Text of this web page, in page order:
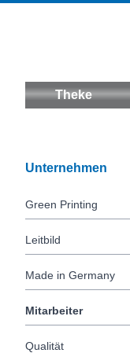
Theke
Unternehmen
Green Printing
Leitbild
Made in Germany
Mitarbeiter
Qualität